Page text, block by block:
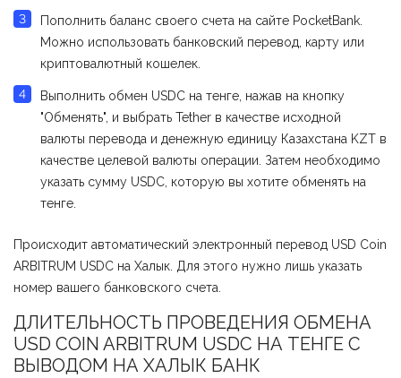
Пополнить баланс своего счета на сайте PocketBank.
Можно использовать банковский перевод, карту или
криптовалютный кошелек.
Выполнить обмен USDC на тенге, нажав на кнопку
"Обменять", и выбрать Tether в качестве исходной
валюты перевода и денежную единицу Казахстана KZT в
качестве целевой валюты операции. Затем необходимо
указать сумму USDC, которую вы хотите обменять на
тенге.
Происходит автоматический электронный перевод USD Coin
ARBITRUM USDC на Халык. Для этого нужно лишь указать
номер вашего банковского счета.
ДЛИТЕЛЬНОСТЬ ПРОВЕДЕНИЯ ОБМЕНА
USD COIN ARBITRUM USDC НА ТЕНГЕ С
ВЫВОДОМ НА ХАЛЫК БАНК